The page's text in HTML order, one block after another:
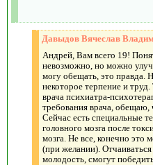
Давыдов Вячеслав
Андрей, Вам всего 19!
невозможно, но можно
могу обещать, это правда.
некоторое терпение и
врача психиатра-
требования врача, обещаю,
Сейчас есть специальные
головного мозга после
мозга. Не все, конечно это
(при желании).
молодость, смогут